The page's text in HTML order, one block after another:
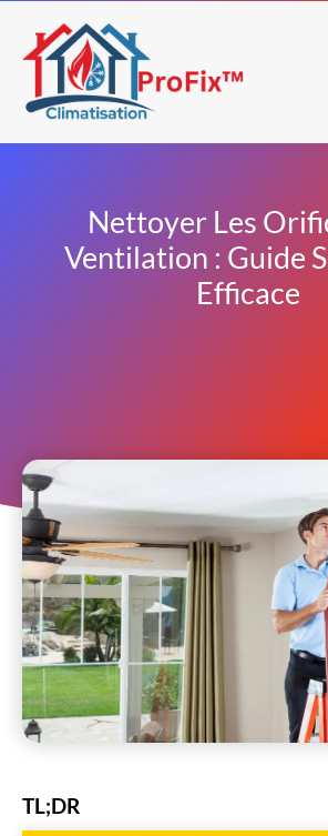
Nettoyer Les
Ventilation : Guide
Efficace
TL;DR